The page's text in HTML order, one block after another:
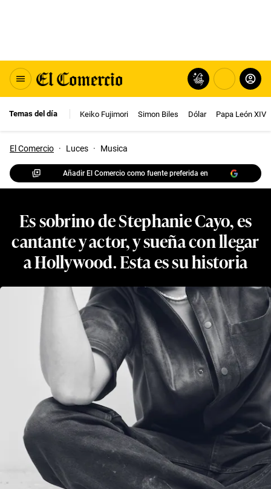
Temas del día Keiko Fujimori Simon Biles Dólar Papa León XIV
El Comercio · Luces · Musica
Añadir El Comercio como fuente preferida en
Es sobrino de Stephanie Cayo, es
cantante y actor, y sueña con llegar
a Hollywood. Esta es su historia